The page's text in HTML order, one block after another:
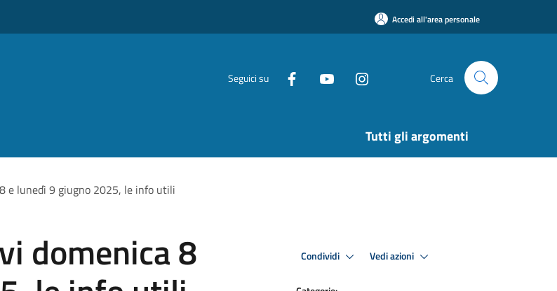
Accedi all'area personale
Seguici su Cerca
Tutti gli argomenti
e lunedì 9 giugno 2025, le info utili
domenica 8 Condividi Vedi azioni